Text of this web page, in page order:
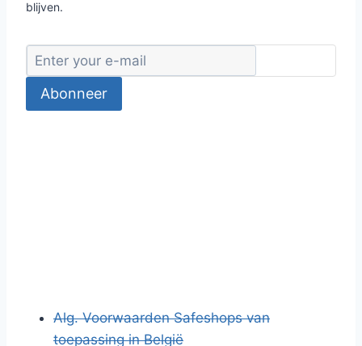
blijven.
Abonneer
Alg. Voorwaarden Safeshops van
toepassing in België